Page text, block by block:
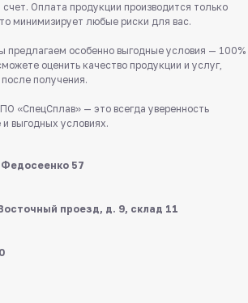
Оплата продукции производится только
минимизирует любые риски для вас.
предлагаем особенно выгодные условия — 100%
оценить качество продукции и услуг,
получения.
«СпецСплав» — это всегда уверенность
выгодных условиях.
57
проезд, д. 9, склад 11
клиентов
с 8:00 до 18:00